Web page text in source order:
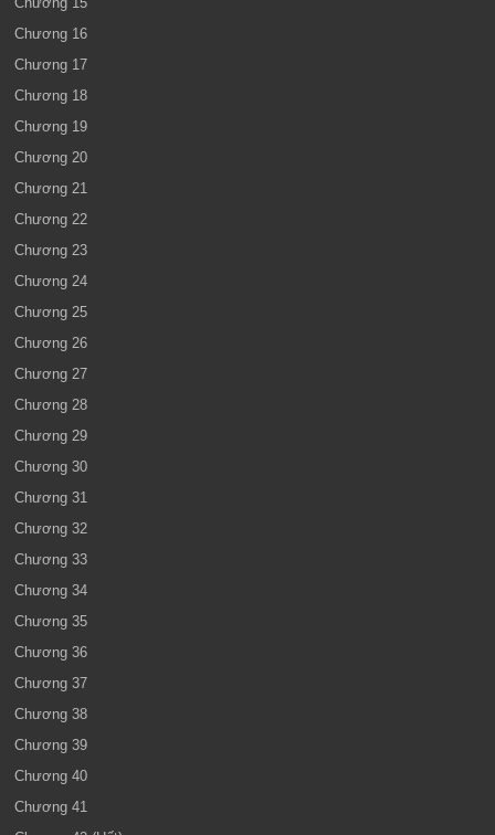
Chương 16
Chương 17
Chương 18
Chương 19
Chương 20
Chương 21
Chương 22
Chương 23
Chương 24
Chương 25
Chương 26
Chương 27
Chương 28
Chương 29
Chương 30
Chương 31
Chương 32
Chương 33
Chương 34
Chương 35
Chương 36
Chương 37
Chương 38
Chương 39
Chương 40
Chương 41